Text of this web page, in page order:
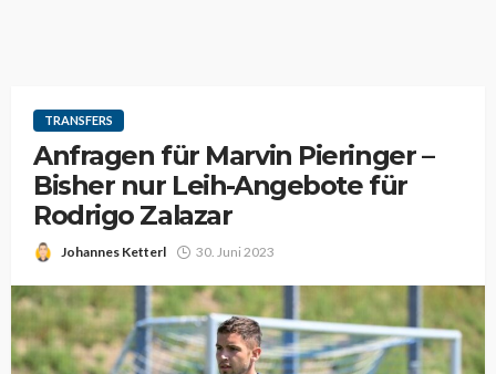
TRANSFERS
Anfragen für Marvin Pieringer –
Bisher nur Leih-Angebote für
Rodrigo Zalazar
Johannes Ketterl 30. Juni 2023